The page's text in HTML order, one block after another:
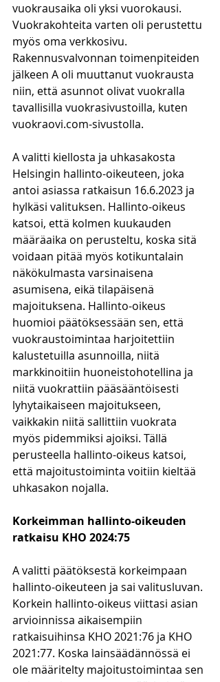
vuokrausaika oli yksi vuorokausi.
Vuokrakohteita varten oli perustettu
myös oma verkkosivu.
Rakennusvalvonnan toimenpiteiden
jälkeen A oli muuttanut vuokrausta
niin, että asunnot olivat vuokralla
tavallisilla vuokrasivustoilla, kuten
vuokraovi.com-sivustolla.
A valitti kiellosta ja uhkasakosta
Helsingin hallinto-oikeuteen, joka
antoi asiassa ratkaisun 16.6.2023 ja
hylkäsi valituksen. Hallinto-oikeus
katsoi, että kolmen kuukauden
määräaika on perusteltu, koska sitä
voidaan pitää myös kotikuntalain
näkökulmasta varsinaisena
asumisena, eikä tilapäisenä
majoituksena. Hallinto-oikeus
huomioi päätöksessään sen, että
vuokraustoimintaa harjoitettiin
kalustetuilla asunnoilla, niitä
markkinoitiin huoneistohotellina ja
niitä vuokrattiin pääsääntöisesti
lyhytaikaiseen majoitukseen,
vaikkakin niitä sallittiin vuokrata
myös pidemmiksi ajoiksi. Tällä
perusteella hallinto-oikeus katsoi,
että majoitustoiminta voitiin kieltää
uhkasakon nojalla.
Korkeimman hallinto-oikeuden
ratkaisu KHO 2024:75
A valitti päätöksestä korkeimpaan
hallinto-oikeuteen ja sai valitusluvan.
Korkein hallinto-oikeus viittasi asian
arvioinnissa aikaisempiin
ratkaisuihinsa KHO 2021:76 ja KHO
2021:77. Koska lainsäädännössä ei
ole määritelty majoitustoimintaa sen